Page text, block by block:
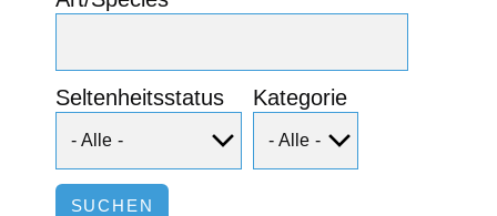
Seltenheitsstatus Kategorie